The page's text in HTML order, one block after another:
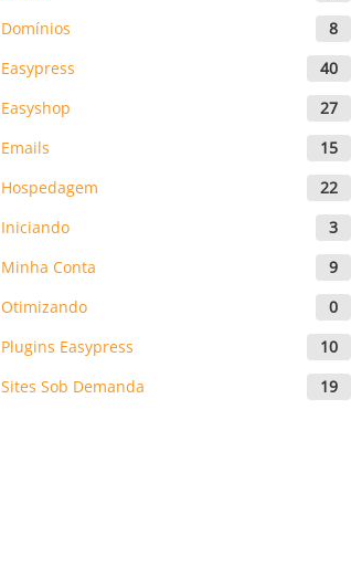
Domínios
8
Easypress
40
Easyshop
27
Emails
15
Hospedagem
22
Iniciando
3
Minha Conta
9
Otimizando
0
Plugins Easypress
10
Sites Sob Demanda
19